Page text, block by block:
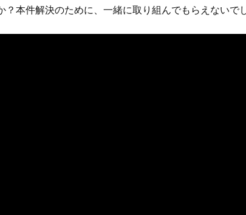
？本件解決のために、一緒に取り組んでもらえないで